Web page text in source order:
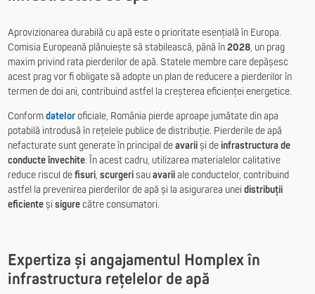
Aprovizionarea durabilă cu apă este o prioritate esențială în Europa.
Comisia Europeană plănuiește să stabilească, până în2028, un prag
maxim privind rata pierderilor de apă. Statele membre care depășesc
acest prag vor fi obligate să adopte un plan de reducere a pierderilor în
termen de doi ani, contribuind astfel la creșterea eficienței energetice.
Conformdateloroficiale, România pierde aproape jumătate din apa
potabilă introdusă în rețelele publice de distribuție. Pierderile de apă
nefacturate sunt generate în principal deavariiși de infrastructura de
conducte învechite. În acest cadru, utilizarea materialelor calitative
reduce riscul defisuri, scurgerisauavariiale conductelor, contribuind
astfel la prevenirea pierderilor de apă și la asigurarea unei distribuții
eficienteși sigurecătre consumatori.
Expertiza și angajamentul Homplex în
infrastructura rețelelor de apă